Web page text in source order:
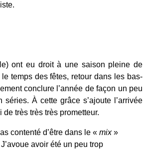
ont eu droit à une saison pleine de
temps des fêtes, retour dans les bas-
conclure l’année de façon un peu
À cette grâce s’ajoute l’arrivée
très très très prometteur.
contenté d’être dans le « mix »
avoir été un peu trop